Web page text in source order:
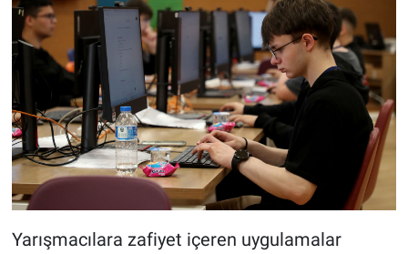
Yarışmacılara zafiyet içeren uygulamalar